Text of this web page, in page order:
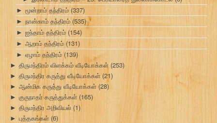
► மூன்றாம் தந்திரம் (337)
► நான்காம் தந்திரம் (535)
► ஐந்தாம் தந்திரம் (154)
► ஆறாம் தந்திரம் (131)
► ஏழாம் தந்திரம் (139)
► திருமந்திரம் விளக்கம் வீடியோக்கள் (253)
► திருமந்திர கருத்து வீடியோக்கள் (21)
► ஆன்மிக கருத்து வீடியோக்கள் (28)
► குருநாதர் கருத்துக்கள் (165)
► திருமந்திர அறிவியல் (1)
► புத்தகங்கள் (6)